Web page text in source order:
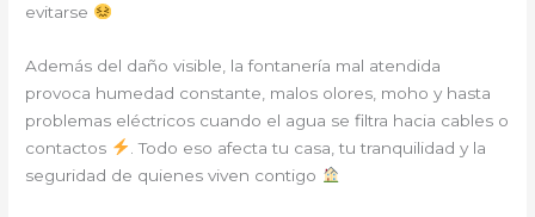
evitarse
Además del daño visible, la fontanería mal atendida
provoca humedad constante, malos olores, moho y hasta
problemas eléctricos cuando el agua se filtra hacia cables o
contactos
. Todo eso afecta tu casa, tu tranquilidad y la
seguridad de quienes viven contigo